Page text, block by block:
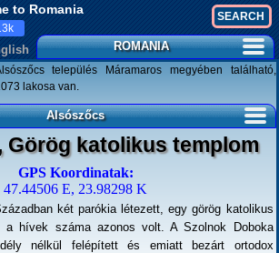
to Romania
ROMANIA
település Máramaros megyében található,
lakosa van.
Alsószőcs
Görög katolikus templom
GPS Koordinatak:
47.44506 E, 23.98298 K
két parókia létezett, egy görög katolikus
a hívek száma azonos volt. A Szolnok Doboka
nélkül felépített és emiatt bezárt ortodox